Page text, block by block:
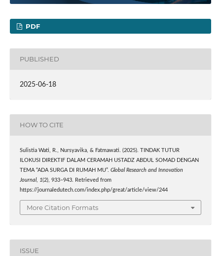
PDF
PUBLISHED
2025-06-18
HOW TO CITE
Sulistia Wati, R., Nursyavika, & Fatmawati. (2025). TINDAK TUTUR
ILOKUSI DIREKTIF DALAM CERAMAH USTADZ ABDUL SOMAD DENGAN
TEMA “ADA SURGA DI RUMAH MU”. Global Research and Innovation
Journal, 1(2), 933–943. Retrieved from
https://journaledutech.com/index.php/great/article/view/244
More Citation Formats
ISSUE